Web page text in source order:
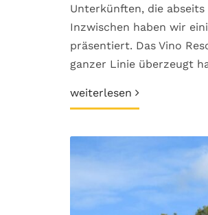
Unterkünften, die
Inzwischen haben wir
präsentiert. Das Vino
ganzer Linie überzeugt
weiterlesen